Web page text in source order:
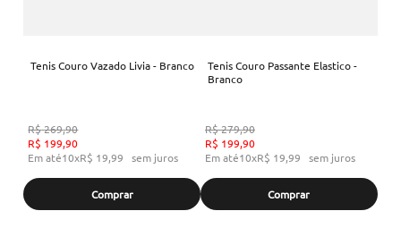
Tenis Couro Vazado Livia - Branco
R$269,90
R$ 199,90
Em até10xR$ 19,99 sem juros
Comprar
Tenis Couro Passante Elastico -
Branco
R$279,90
R$ 199,90
Em até10xR$ 19,99 sem juros
Comprar